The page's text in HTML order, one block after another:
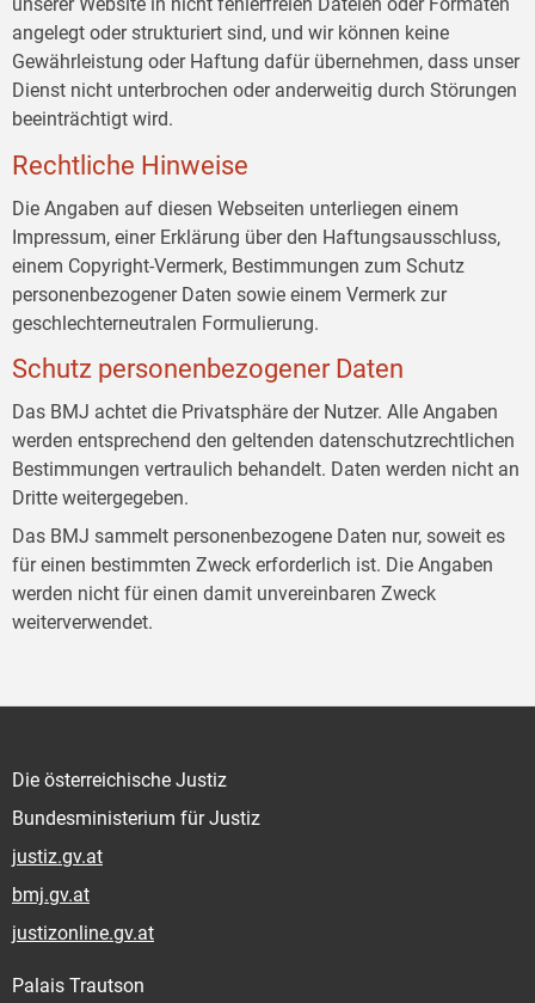
unserer Website in nicht fehlerfreien Dateien oder Formaten
angelegt oder strukturiert sind, und wir können keine
Gewährleistung oder Haftung dafür übernehmen, dass unser
Dienst nicht unterbrochen oder anderweitig durch Störungen
beeinträchtigt wird.
Rechtliche Hinweise
Die Angaben auf diesen Webseiten unterliegen einem
Impressum, einer Erklärung über den Haftungsausschluss,
einem Copyright-Vermerk, Bestimmungen zum Schutz
personenbezogener Daten sowie einem Vermerk zur
geschlechterneutralen Formulierung.
Schutz personenbezogener Daten
Das BMJ achtet die Privatsphäre der Nutzer. Alle Angaben
werden entsprechend den geltenden datenschutzrechtlichen
Bestimmungen vertraulich behandelt. Daten werden nicht an
Dritte weitergegeben.
Das BMJ sammelt personenbezogene Daten nur, soweit es
für einen bestimmten Zweck erforderlich ist. Die Angaben
werden nicht für einen damit unvereinbaren Zweck
weiterverwendet.
Die österreichische Justiz
Bundesministerium für Justiz
justiz.gv.at
bmj.gv.at
justizonline.gv.at
Palais Trautson